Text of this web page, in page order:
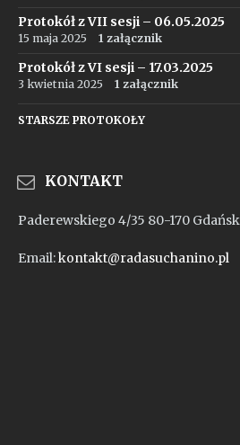
Protokół z VII sesji – 06.05.2025
15 maja 2025 1 załącznik
Protokół z VI sesji – 17.03.2025
3 kwietnia 2025 1 załącznik
STARSZE PROTOKOŁY
KONTAKT
Paderewskiego 4/35 80-170 Gdańsk
Email:kontakt@radasuchanino.pl